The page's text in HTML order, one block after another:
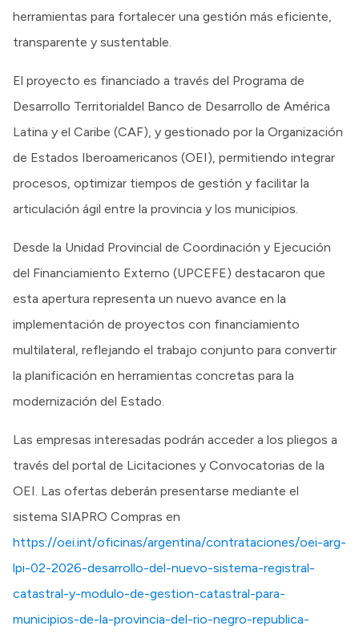
herramientas para fortalecer una gestión más eficiente,
transparente y sustentable.
El proyecto es financiado a través del Programa de
Desarrollo Territorialdel Banco de Desarrollo de América
Latina y el Caribe (CAF), y gestionado por la Organización
de Estados Iberoamericanos (OEI), permitiendo integrar
procesos, optimizar tiempos de gestión y facilitar la
articulación ágil entre la provincia y los municipios.
Desde la Unidad Provincial de Coordinación y Ejecución
del Financiamiento Externo (UPCEFE) destacaron que
esta apertura representa un nuevo avance en la
implementación de proyectos con financiamiento
multilateral, reflejando el trabajo conjunto para convertir
la planificación en herramientas concretas para la
modernización del Estado.
Las empresas interesadas podrán acceder a los pliegos a
través del portal de Licitaciones y Convocatorias de la
OEI. Las ofertas deberán presentarse mediante el
sistema SIAPRO Compras en
https://oei.int/oficinas/argentina/contrataciones/oei-arg-
lpi-02-2026-desarrollo-del-nuevo-sistema-registral-
catastral-y-modulo-de-gestion-catastral-para-
municipios-de-la-provincia-del-rio-negro-republica-